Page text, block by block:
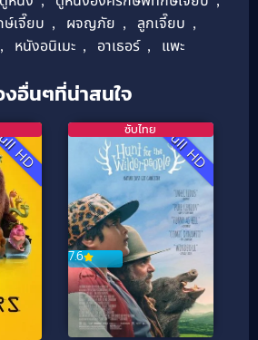
เจี๊ยบ , ผจญภัย , ลูกเจี๊ยบ ,
, หนังอนิเมะ , อาเธอร์ , แพะ
งอื่นๆที่น่าสนใจ
HD Full HD
7.6
ซับไทย